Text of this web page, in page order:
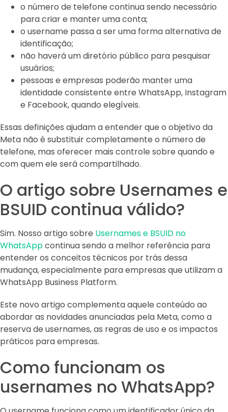
o número de telefone continua sendo necessário
para criar e manter uma conta;
o username passa a ser uma forma alternativa de
identificação;
não haverá um diretório público para pesquisar
usuários;
pessoas e empresas poderão manter uma
identidade consistente entre WhatsApp, Instagram
e Facebook, quando elegíveis.
Essas definições ajudam a entender que o objetivo da
Meta não é substituir completamente o número de
telefone, mas oferecer mais controle sobre quando e
com quem ele será compartilhado.
O artigo sobre Usernames e
BSUID continua válido?
Sim. Nosso artigo sobre Usernames e BSUID no
WhatsAppcontinua sendo a melhor referência para
entender os conceitos técnicos por trás dessa
mudança, especialmente para empresas que utilizam a
WhatsApp Business Platform.
Este novo artigo complementa aquele conteúdo ao
abordar as novidades anunciadas pela Meta, como a
reserva de usernames, as regras de uso e os impactos
práticos para empresas.
Como funcionam os
usernames no WhatsApp?